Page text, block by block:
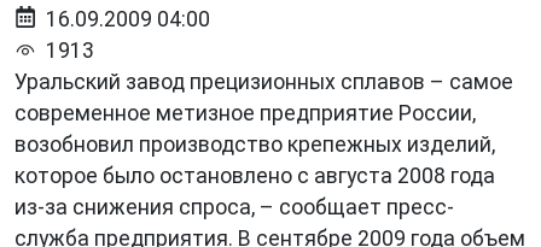
16.09.2009 04:00
1913
Уральский завод прецизионных сплавов – самое
современное метизное предприятие России,
возобновил производство крепежных изделий,
которое было остановлено с августа 2008 года
из-за снижения спроса, – сообщает пресс-
служба предприятия. В сентябре 2009 года объем